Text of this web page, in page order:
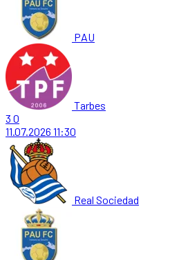
PAU
Tarbes
3 0
11.07.2026 11:30
Real Sociedad